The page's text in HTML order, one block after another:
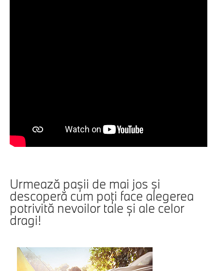
Urmează paşii de mai jos şi
descoperă cum poţi face alegerea
potrivită nevoilor tale şi ale celor
dragi!